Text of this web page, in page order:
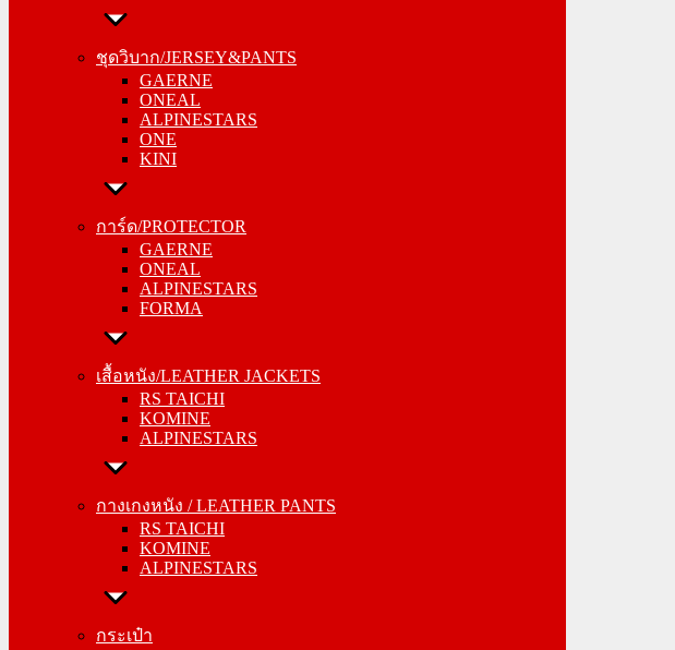
ชุดวิบาก/JERSEY&PANTS
GAERNE
ONEAL
ALPINESTARS
ONE
KINI
การ์ด/PROTECTOR
GAERNE
ONEAL
ALPINESTARS
FORMA
เสื้อหนัง/LEATHER JACKETS
RS TAICHI
KOMINE
ALPINESTARS
กางเกงหนัง / LEATHER PANTS
RS TAICHI
KOMINE
ALPINESTARS
กระเป๋า
GAERNE
ONEAL
ALPINESTARS
ONE
KINI
GAERNE
ONEAL
ALPINESTARS
FORMA
RS TAICHI
KOMINE
ALPINESTARS
RS TAICHI
KOMINE
ALPINESTARS
ชุดชั้นใน